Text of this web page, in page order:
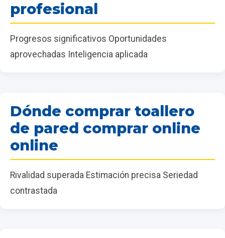
profesional
Progresos significativos Oportunidades
aprovechadas Inteligencia aplicada
Dónde comprar toallero
de pared comprar online
online
Rivalidad superada Estimación precisa Seriedad
contrastada